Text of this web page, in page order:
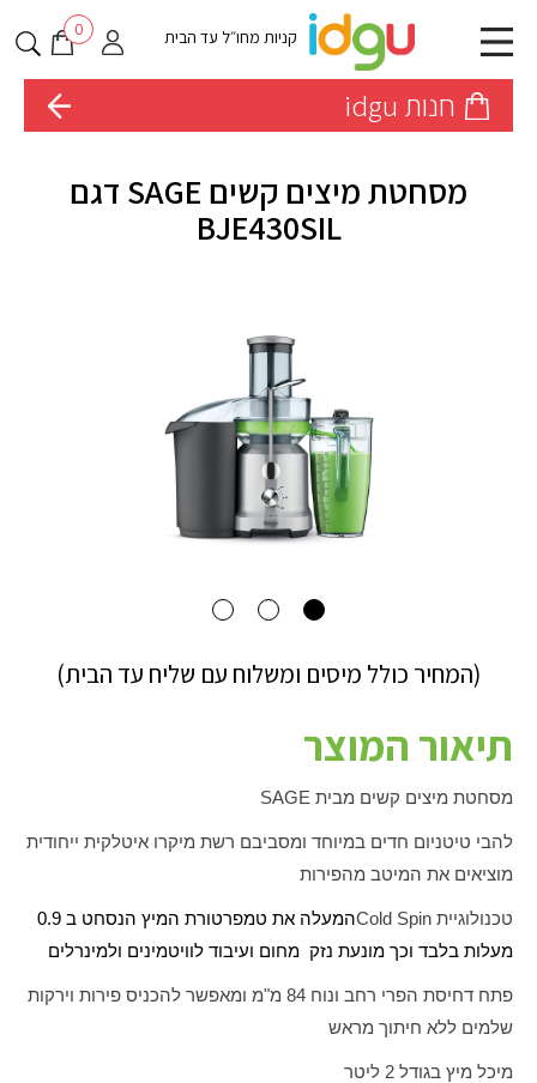
קניות מחו״ל עד הבית 0
חנות idgu
מסחטת מיצים קשים SAGE דגם
BJE430SIL
(המחיר כולל מיסים ומשלוח עם שליח עד הבית)
תיאור המוצר
מסחטת מיצים קשים מבית SAGE
להבי טיטניום חדים במיוחד ומסביבם רשת מיקרו איטלקית ייחודית
מוציאים את המיטב מהפירות
טכנולוגיית Cold Spin
המעלה את טמפרטורת המיץ הנסחט ב 0.9
מעלות בלבד וכך מונעת נזק מחום ועיבוד לוויטמינים ולמינרלים
פתח דחיסת הפרי רחב ונוח 84 מ"מ ומאפשר להכניס פירות וירקות
שלמים ללא חיתוך מראש
מיכל מיץ בגודל 2 ליטר